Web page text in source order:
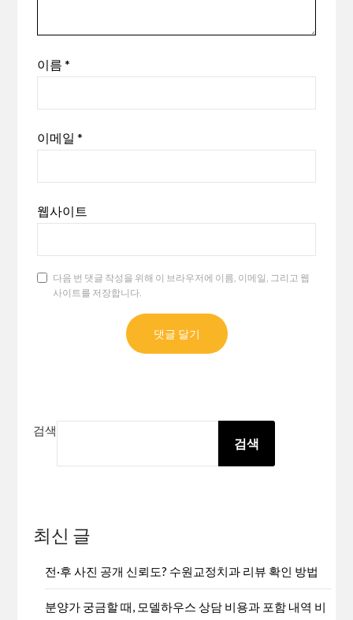
이름*
이메일*
웹사이트
다음 번 댓글 작성을 위해 이 브라우저에 이름, 이메일, 그리고 웹
사이트를 저장합니다.
검색
검색
최신 글
전·후 사진 공개 신뢰도? 수원교정치과 리뷰 확인 방법
분양가 궁금할 때, 모델하우스 상담 비용과 포함 내역 비